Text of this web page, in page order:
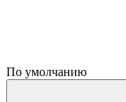
По умолчанию